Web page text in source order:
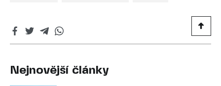
Nejnovější články